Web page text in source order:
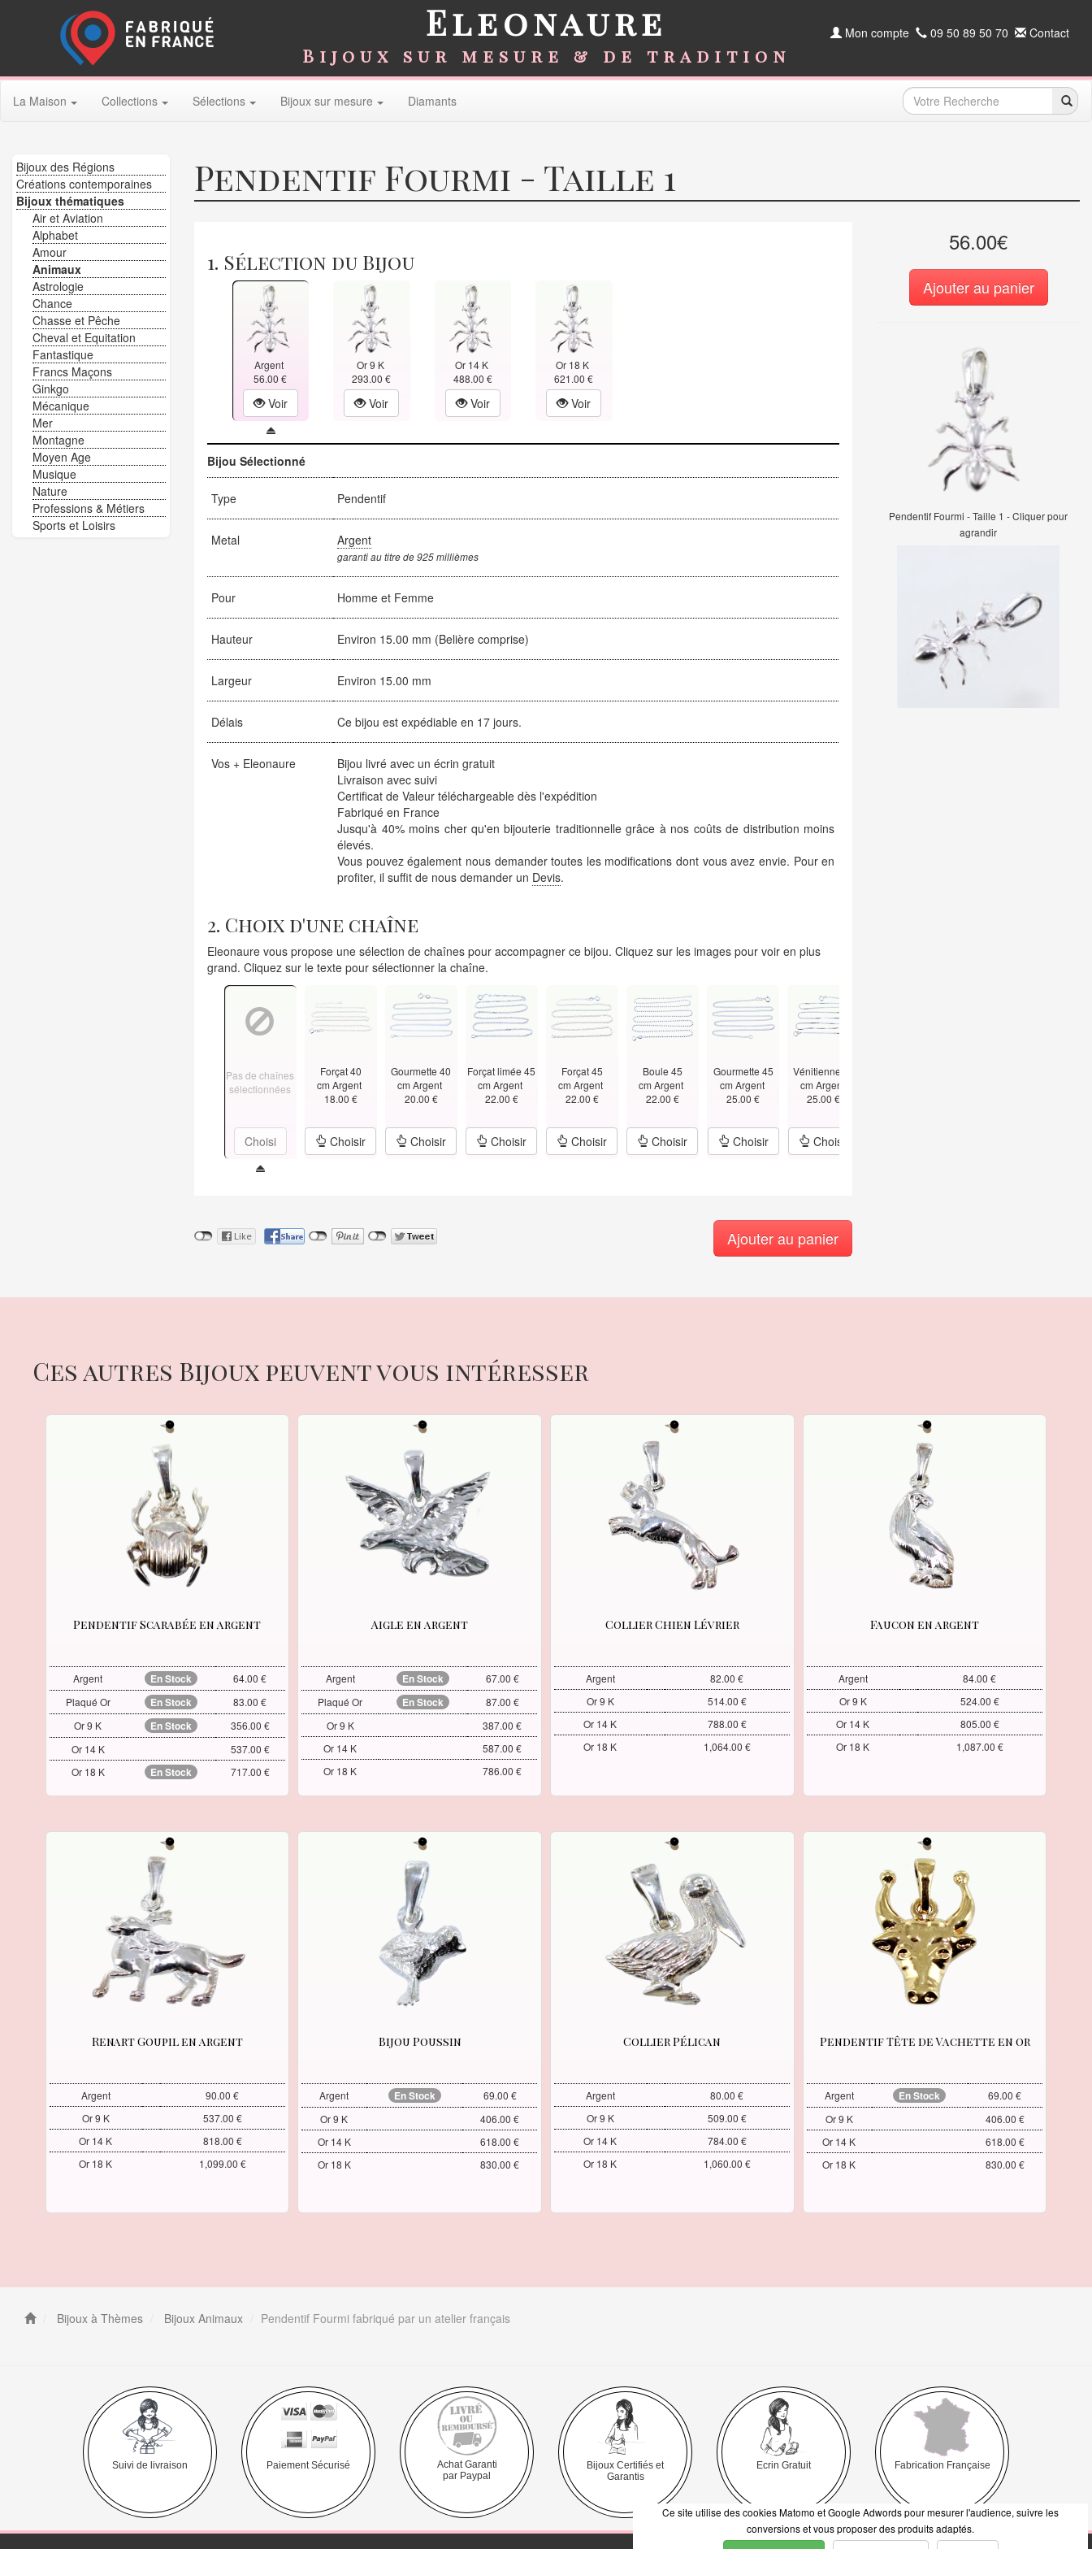
Ce site utilise des cookies Matomo et Google Adwords pour mesurer l'audience, suivre les
conversions et vous proposer des produits adaptés.
Eleonaure
Bijoux sur mesure & de tradition
Mon compte 09 50 89 50 70 Contact
La Maison Collections Sélections Bijoux sur mesure Diamants
Pendentif Fourmi - Taille 1
56.00€
Ajouter au panier
Pendentif Fourmi - Taille 1 - Cliquer pour
agrandir
1. Sélection du Bijou
Argent
56.00 €
Voir
Or 9 K
293.00 €
Voir
Or 14 K
488.00 €
Voir
Or 18 K
621.00 €
Voir
Bijou Sélectionné
Type Pendentif
Metal Argent
garanti au titre de 925 millièmes
Pour Homme et Femme
Hauteur Environ 15.00 mm (Belière comprise)
Largeur Environ 15.00 mm
Délais Ce bijou est expédiable en 17 jours.
Vos + Eleonaure
Bijou livré avec un écrin gratuit
Livraison avec suivi
Certificat de Valeur téléchargeable dès l'expédition
Fabriqué en France
Jusqu'à 40% moins cher qu'en bijouterie traditionnelle grâce à nos coûts de distribution moins
élevés.
Vous pouvez également nous demander toutes les modifications dont vous avez envie. Pour en
profiter, il suffit de nous demander un Devis.
2. Choix d'une chaîne
Eleonaure vous propose une sélection de chaînes pour accompagner ce bijou. Cliquez sur les images pour voir en plus
grand. Cliquez sur le texte pour sélectionner la chaîne.
Pas de chaînes
sélectionnées
Choisi
Forçat 40
cm Argent
18.00 €
Choisir
Gourmette 40
cm Argent
20.00 €
Choisir
Forçat limée 45
cm Argent
22.00 €
Choisir
Forçat 45
cm Argent
22.00 €
Choisir
Boule 45
cm Argent
22.00 €
Choisir
Gourmette 45
cm Argent
25.00 €
Choisir
Vénitienne 45
cm Argent
25.00 €
Choisir
Ajouter au panier
Bijoux des Régions
Créations contemporaines
Bijoux thématiques
Air et Aviation
Alphabet
Amour
Animaux
Astrologie
Chance
Chasse et Pêche
Cheval et Equitation
Fantastique
Francs Maçons
Ginkgo
Mécanique
Mer
Montagne
Moyen Age
Musique
Nature
Professions & Métiers
Sports et Loisirs
Ces autres Bijoux peuvent vous intéresser
Pendentif Scarabée en argent
Argent En Stock
64.00 €
Plaqué Or
En Stock
83.00 €
Or 9 K
En Stock
356.00 €
Or 14 K
537.00 €
Or 18 K
En Stock 717.00 €
Aigle en argent
Argent En Stock
67.00 €
Plaqué Or
En Stock
87.00 €
Or 9 K
387.00 €
Or 14 K
587.00 €
Or 18 K
786.00 €
Collier Chien Lévrier
Argent
82.00 €
Or 9 K
514.00 €
Or 14 K
788.00 €
Or 18 K
1,064.00 €
Faucon en argent
Argent
84.00 €
Or 9 K
524.00 €
Or 14 K
805.00 €
Or 18 K
1,087.00 €
Renart Goupil en argent
Argent
90.00 €
Or 9 K
537.00 €
Or 14 K
818.00 €
Or 18 K
1,099.00 €
Bijou Poussin
Argent En Stock
69.00 €
Or 9 K
406.00 €
Or 14 K
618.00 €
Or 18 K
830.00 €
Collier Pélican
Argent
80.00 €
Or 9 K
509.00 €
Or 14 K
784.00 €
Or 18 K
1,060.00 €
Pendentif Tête de Vachette en or
Argent En Stock
69.00 €
Or 9 K
406.00 €
Or 14 K
618.00 €
Or 18 K
830.00 €
Bijoux à Thèmes Bijoux Animaux Pendentif Fourmi fabriqué par un atelier français
Suivi de livraison Paiement Sécurisé
Achat Garanti
par Paypal
Bijoux Certifiés et
Garantis
Ecrin Gratuit Fabrication Française